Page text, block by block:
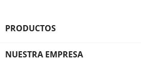
PRODUCTOS
NUESTRA EMPRESA